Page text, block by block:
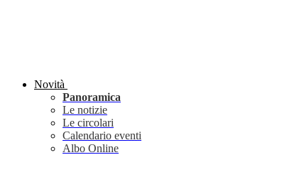
Novità
Panoramica
Le notizie
Le circolari
Calendario eventi
Albo Online